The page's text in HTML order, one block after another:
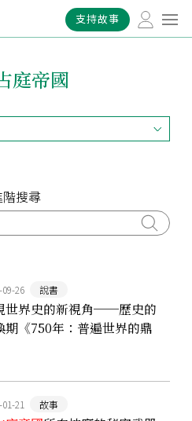
支持故事
庭帝國
階搜尋
09-26 說書
世界史的新視角──歷史的
期《750年：普遍世界的鼎
21 故事